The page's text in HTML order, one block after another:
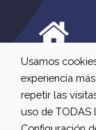
C/ Río
A 28981
Usamos
experiencia
repetir las
uso de TODAS